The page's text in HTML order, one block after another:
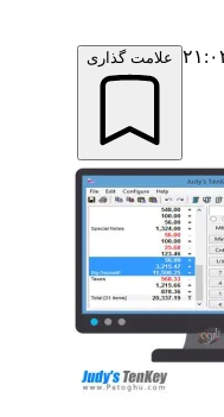
علامت گذاری